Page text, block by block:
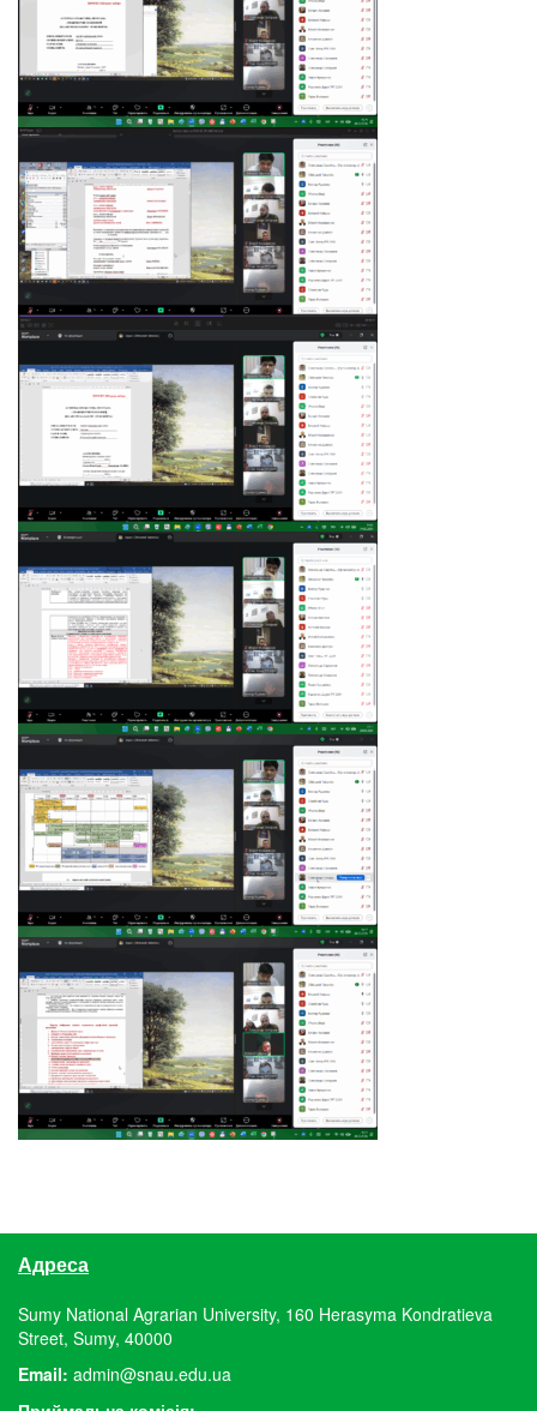
Адреса
Sumy National Agrarian University, 160 Herasyma Kondratieva
Street, Sumy, 40000
Email: admin@snau.edu.ua